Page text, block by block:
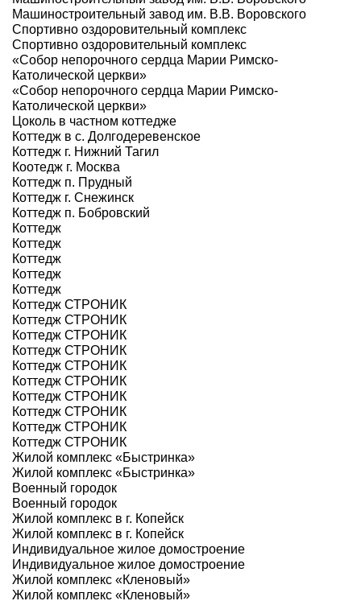
Машиностроительный завод им. В.В. Воровского
Спортивно оздоровительный комплекс
Спортивно оздоровительный комплекс
«Собор непорочного сердца Марии Римско-
Католической церкви»
«Собор непорочного сердца Марии Римско-
Католической церкви»
Цоколь в частном коттедже
Коттедж в с. Долгодеревенское
Коттедж г. Нижний Тагил
Коотедж г. Москва
Коттедж п. Прудный
Коттедж г. Снежинск
Коттедж п. Бобровский
Коттедж
Коттедж
Коттедж
Коттедж
Коттедж
Коттедж СТРОНИК
Коттедж СТРОНИК
Коттедж СТРОНИК
Коттедж СТРОНИК
Коттедж СТРОНИК
Коттедж СТРОНИК
Коттедж СТРОНИК
Коттедж СТРОНИК
Коттедж СТРОНИК
Коттедж СТРОНИК
Жилой комплекс «Быстринка»
Жилой комплекс «Быстринка»
Военный городок
Военный городок
Жилой комплекс в г. Копейск
Жилой комплекс в г. Копейск
Индивидуальное жилое домостроение
Индивидуальное жилое домостроение
Жилой комплекс «Кленовый»
Жилой комплекс «Кленовый»